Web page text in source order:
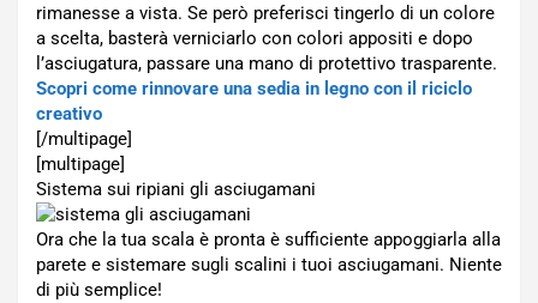
rimanesse a vista. Se però preferisci tingerlo di un colore
a scelta, basterà verniciarlo con colori appositi e dopo
l’asciugatura, passare una mano di protettivo trasparente.
Scopri come rinnovare una sedia in legno con il riciclo
creativo
[/multipage]
[multipage]
Sistema sui ripiani gli asciugamani
Ora che la tua scala è pronta è sufficiente appoggiarla alla
parete e sistemare sugli scalini i tuoi asciugamani. Niente
di più semplice!